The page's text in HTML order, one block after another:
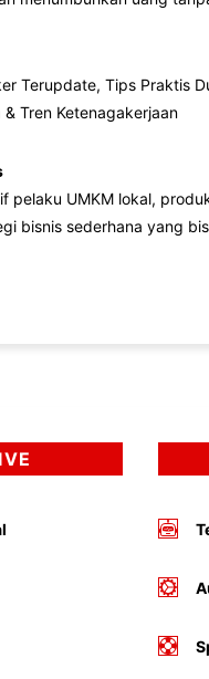
Terupdate, Tips Praktis
Tren Ketenagakerjaan
pelaku UMKM lokal,
bisnis sederhana yang